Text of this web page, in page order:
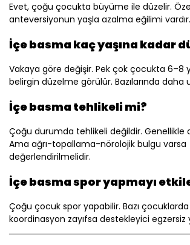
Evet, çoğu çocukta büyüme ile düzelir.
anteversiyonun yaşla azalma eğilimi vardır.
İçe basma kaç yaşına kadar
Vakaya göre değişir. Pek çok çocukta 6–8
belirgin düzelme görülür. Bazılarında daha
İçe basma tehlikeli mi?
Çoğu durumda tehlikeli değildir. Genellikle
Ama ağrı-topallama-nörolojik bulgu varsa
değerlendirilmelidir.
İçe basma spor yapmayı
Çoğu çocuk spor yapabilir. Bazı
koordinasyon zayıfsa destekleyici egzersiz